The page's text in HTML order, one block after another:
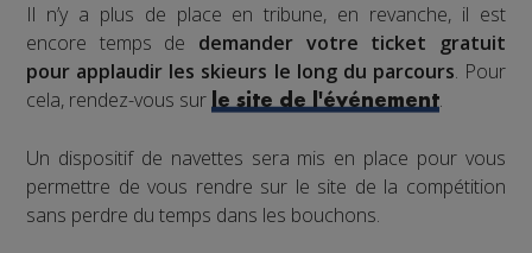
Il n’y a plus de place en tribune, en revanche, il est
encore temps de demander votre ticket gratuit
pour applaudir les skieurs le long du parcours. Pour
cela, rendez-vous sur le site de l'événement.
Un dispositif de navettes sera mis en place pour vous
permettre de vous rendre sur le site de la compétition
sans perdre du temps dans les bouchons.